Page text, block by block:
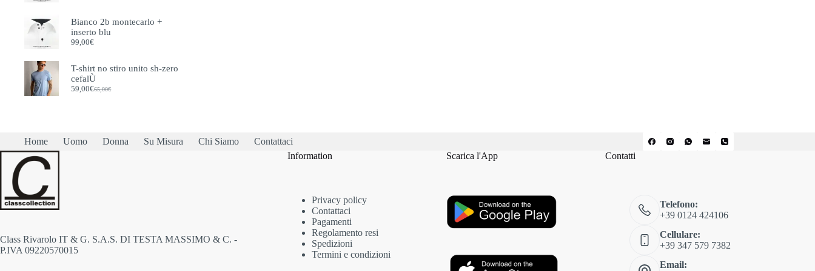
Bianco 2b montecarlo +
inserto blu
99,00€
T-shirt no stiro unito sh-zero
cefalÙ
65,00€
Il
59,00€
Il
Home Uomo Donna Su Misura Chi Siamo Contattaci
Class Rivarolo IT & G. S.A.S. DI TESTA MASSIMO & C. -
P.IVA 09220570015
Information
Privacy policy
Contattaci
Pagamenti
Regolamento resi
Spedizioni
Termini e condizioni
Scarica l'App Contatti
Telefono:
+39 0124 424106
Cellulare:
+39 347 579 7382
Email: